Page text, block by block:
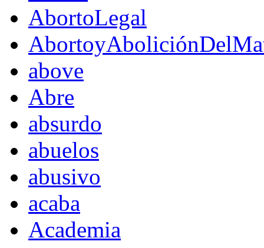
AbortoLegal
above
Abre
absurdo
abuelos
abusivo
acaba
Academia